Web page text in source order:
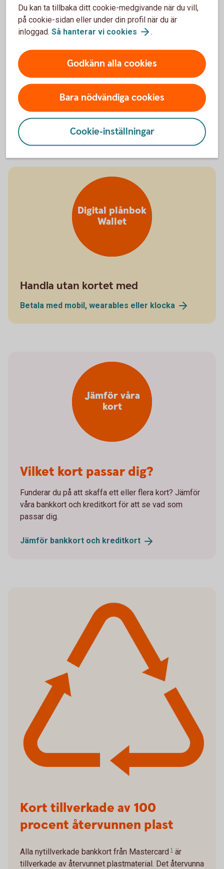
Stäng kort
tillfälligt
Kan ha glömt kortet hemma
Stänga korttillfälligt
Digital plånbok
Wallet
Handla utan kortet med
Betala med mobil, wearables eller klocka
Vilket kort passar dig?
Funderar du på att skaffa ett eller flera kort? Jämför
våra bankkort och kreditkort för att se vad som
passar dig.
Jämför bankkort och kreditkort
Jämför våra
kort
Kort tillverkade av 100
procent återvunnen plast
Alla nytillverkade bankkort från Mastercard 1 är
tillverkade av återvunnet plastmaterial. Det återvunna
Du kan ta tillbaka ditt cookie-medgivande när du vill,
på cookie-sidan eller under din profil när du är
inloggad. Så hanterar vi cookies .
Godkänn alla cookies
Bara nödvändiga cookies
Cookie-inställningar